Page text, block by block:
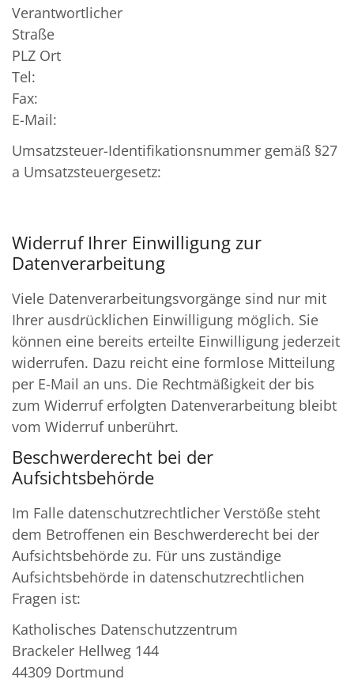
Verantwortlicher
Straße
PLZ Ort
Tel:
Fax:
E-Mail:
Umsatzsteuer-Identifikationsnummer gemäß §27
a Umsatzsteuergesetz:
Widerruf Ihrer Einwilligung zur
Datenverarbeitung
Viele Datenverarbeitungsvorgänge sind nur mit
Ihrer ausdrücklichen Einwilligung möglich. Sie
können eine bereits erteilte Einwilligung jederzeit
widerrufen. Dazu reicht eine formlose Mitteilung
per E-Mail an uns. Die Rechtmäßigkeit der bis
zum Widerruf erfolgten Datenverarbeitung bleibt
vom Widerruf unberührt.
Beschwerderecht bei der
Aufsichtsbehörde
Im Falle datenschutzrechtlicher Verstöße steht
dem Betroffenen ein Beschwerderecht bei der
Aufsichtsbehörde zu. Für uns zuständige
Aufsichtsbehörde in datenschutzrechtlichen
Fragen ist:
Katholisches Datenschutzzentrum
Brackeler Hellweg 144
44309 Dortmund